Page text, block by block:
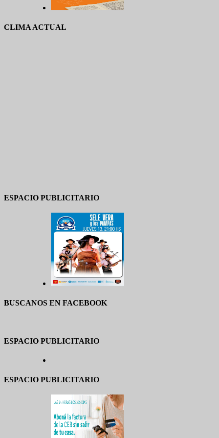
CLIMA ACTUAL
ESPACIO PUBLICITARIO
BUSCANOS EN FACEBOOK
ESPACIO PUBLICITARIO
ESPACIO PUBLICITARIO